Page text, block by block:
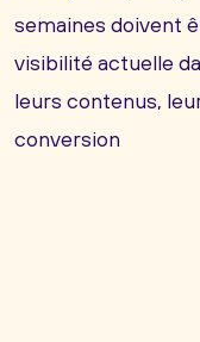
semaines doivent
visibilité actuelle
leurs contenus,
conversion